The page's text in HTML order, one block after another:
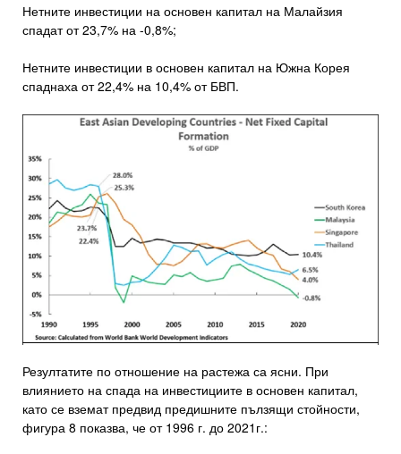
Нетните инвестиции на основен капитал на Малайзия
спадат от 23,7% на -0,8%;
Нетните инвестиции в основен капитал на Южна Корея
спаднаха от 22,4% на 10,4% от БВП.
Резултатите по отношение на растежа са ясни. При
влиянието на спада на инвестициите в основен капитал,
като се вземат предвид предишните пълзящи стойности,
фигура 8 показва, че от 1996 г. до 2021г.: